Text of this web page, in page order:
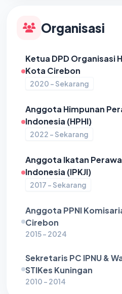
Organisasi
Ketua DPD Organisasi
Kota Cirebon
2020 - Sekarang
Anggota Himpunan
Indonesia (HPHI)
2022 - Sekarang
Anggota Ikatan
Indonesia (IPKJI)
2017 - Sekarang
Anggota PPNI
Cirebon
2015 - 2024
Sekretaris PC IPNU &
STIKes Kuningan
2010 - 2014